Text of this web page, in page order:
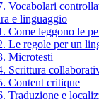
Vocabolari
e linguaggio
Come leggono le
Le regole per un
Microtesti
Scrittura
Content critique
Traduzione e